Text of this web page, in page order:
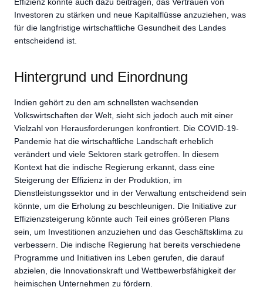
Investoren zu stärken und neue Kapitalflüsse anzuziehen, was
für die langfristige wirtschaftliche Gesundheit des Landes
entscheidend ist.
Hintergrund und Einordnung
Indien gehört zu den am schnellsten wachsenden
Volkswirtschaften der Welt, sieht sich jedoch auch mit einer
Vielzahl von Herausforderungen konfrontiert. Die COVID-19-
Pandemie hat die wirtschaftliche Landschaft erheblich
verändert und viele Sektoren stark getroffen. In diesem
Kontext hat die indische Regierung erkannt, dass eine
Steigerung der Effizienz in der Produktion, im
Dienstleistungssektor und in der Verwaltung entscheidend sein
könnte, um die Erholung zu beschleunigen. Die Initiative zur
Effizienzsteigerung könnte auch Teil eines größeren Plans
sein, um Investitionen anzuziehen und das Geschäftsklima zu
verbessern. Die indische Regierung hat bereits verschiedene
Programme und Initiativen ins Leben gerufen, die darauf
abzielen, die Innovationskraft und Wettbewerbsfähigkeit der
heimischen Unternehmen zu fördern.